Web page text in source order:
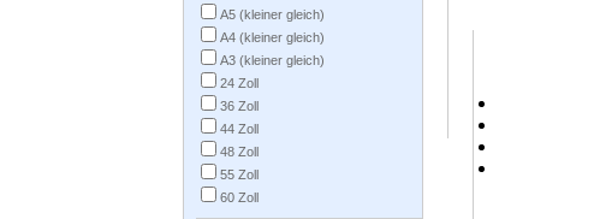
A5 (kleiner gleich)
A4 (kleiner gleich)
A3 (kleiner gleich)
24 Zoll
36 Zoll
44 Zoll
48 Zoll
55 Zoll
60 Zoll